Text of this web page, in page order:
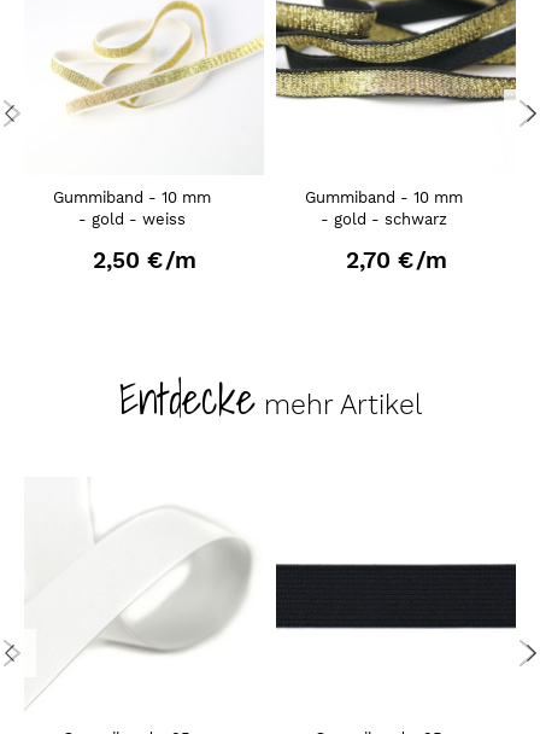
Gummiband - 10 mm
- gold - weiss
2,50 €/m
Gummiband - 10 mm
- gold - schwarz
2,70 €/m
Entdeckemehr Artikel